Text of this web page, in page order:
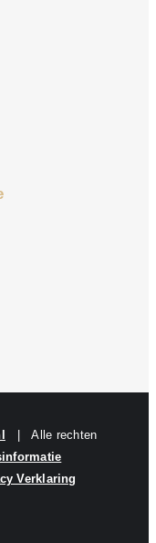
| Alle rechten
Verklaring